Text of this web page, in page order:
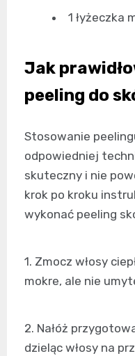
1 łyżeczka
Jak
peeling do
Stosowanie
odpowiedniej
skuteczny i nie
krok po kroku
wykonać peeling
1. Zmocz włosy
mokre, ale nie
2. Nałóż
dzieląc włosy na